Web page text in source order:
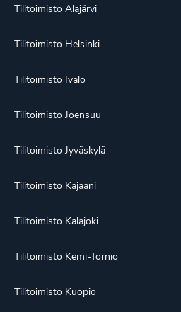
Tilitoimisto Alajärvi
Tilitoimisto Helsinki
Tilitoimisto Ivalo
Tilitoimisto Joensuu
Tilitoimisto Jyväskylä
Tilitoimisto Kajaani
Tilitoimisto Kalajoki
Tilitoimisto Kemi-Tornio
Tilitoimisto Kuopio